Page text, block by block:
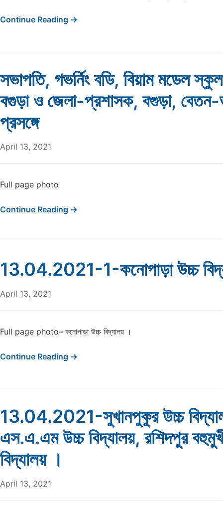
Continue Reading →
সভাপতি, গভর্নিং বডি, বিয়াম মডেল
বগুড়া ও জেলা-প্রশাসক, বগুড়া, বেতন-
প্রসঙ্গে
April 13, 2021
Full page photo
Continue Reading →
13.04.2021-1-কনোপাড়া উচ্চ
April 13, 2021
Full page photo– কনোপাড়া উচ্চ বিদ্যালয় ।
Continue Reading →
13.04.2021-সুখানপুকুর উচ্চ
এস.এ.এম উচ্চ বিদ্যালয়, রশিদপুর
বিদ্যালয় ।
April 13, 2021